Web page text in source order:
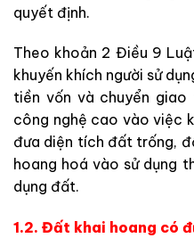
quyết định.
Theo khoản 2 Điều 9
khuyến khích người sử
tiền vốn và chuyển
công nghệ cao vào việc
đưa diện tích đất trống,
hoang hoá vào sử dụng
dụng đất.
1.2. Đất khai hoang có